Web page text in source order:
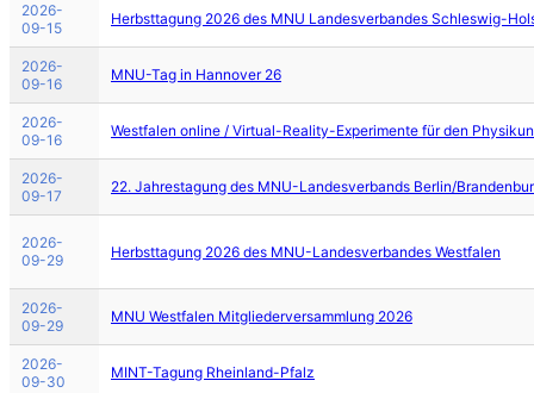
2026-
09-15
Herbsttagung 2026 des MNU Landesverbandes Schleswig-
2026-
09-16
MNU-Tag in Hannover 26
2026-
09-16
Westfalen online / Virtual-Reality-Experimente für den
2026-
09-17
22. Jahrestagung des MNU-Landesverbands Berlin/
2026-
09-29
Herbsttagung 2026 des MNU-Landesverbandes Westfalen
2026-
09-29
MNU Westfalen Mitgliederversammlung 2026
2026-
09-30
MINT-Tagung Rheinland-Pfalz